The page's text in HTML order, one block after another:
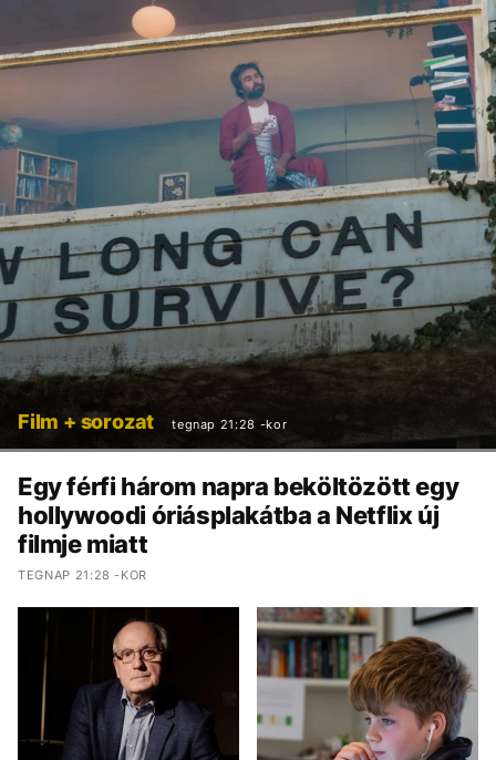
Film + sorozat tegnap 21:28 -kor
Egy férfi három napra beköltözött egy
hollywoodi óriásplakátba a Netflix új
filmje miatt
TEGNAP 21:28 -KOR